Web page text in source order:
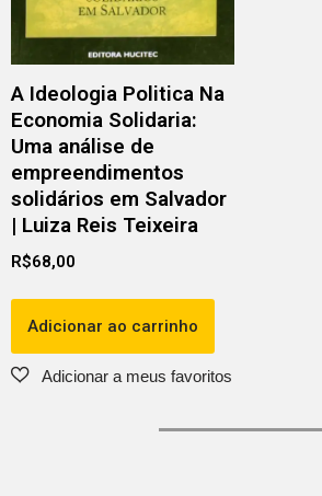
A Ideologia Politica Na
Economia Solidaria:
Uma análise de
empreendimentos
solidários em Salvador
| Luiza Reis Teixeira
R$68,00
Adicionar ao carrinho